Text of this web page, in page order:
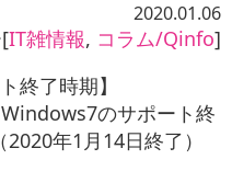
資料請求
お役立ち情報
2020.01.06
IT雑情報, コラム/Qinfo]
終了時期】
のサポート終
年1月14日終了）